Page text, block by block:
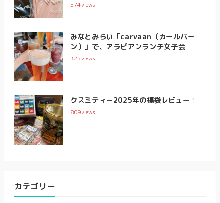
574views
みなとみらい「carvaan（カールバー
ン）」で、アラビアンランチ女子会
325views
クスミティー2025年の福袋レビュー！
809views
カテゴリー